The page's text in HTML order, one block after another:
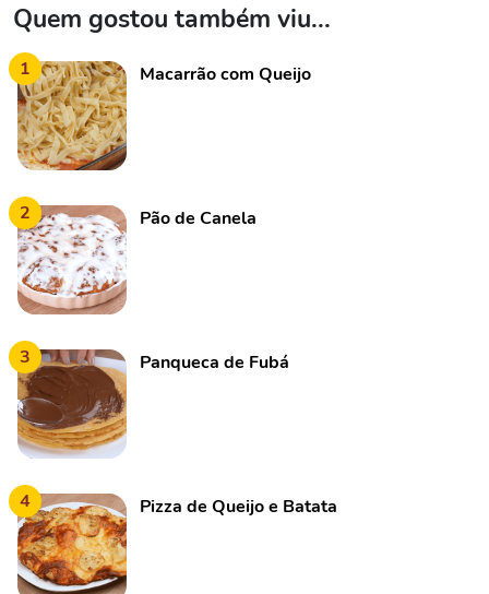
Quem gostou também viu...
1 Macarrão com Queijo
2 Pão de Canela
3 Panqueca de Fubá
4 Pizza de Queijo e Batata